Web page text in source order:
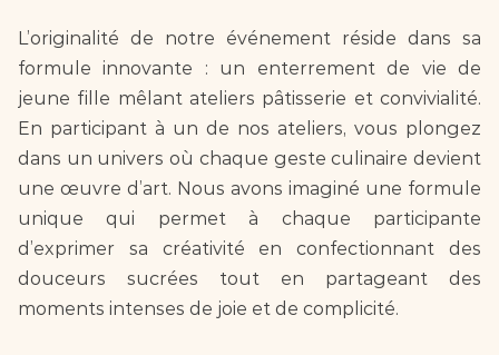
L’originalité de notre événement réside dans sa
formule innovante : un enterrement de vie de
jeune fille mêlant ateliers pâtisserie et convivialité.
En participant à un de nos ateliers, vous plongez
dans un univers où chaque geste culinaire devient
une œuvre d’art. Nous avons imaginé une formule
unique qui permet à chaque participante
d’exprimer sa créativité en confectionnant des
douceurs sucrées tout en partageant des
moments intenses de joie et de complicité.